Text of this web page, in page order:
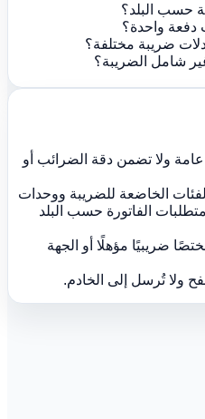
حسب البلد؟
واحدة؟
ضريبة مختلفة؟
شامل الضريبة؟
ولا تضمن دقة الضرائب أو
الخاضعة للضريبة ووحدات
الفاتورة حسب البلد
ضريبيًا مؤهلًا أو الجهة
ولا تُرسل إلى الخادم.